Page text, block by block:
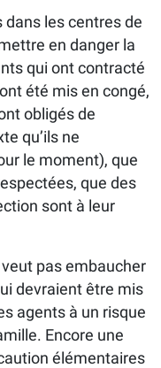
les centres de
en danger la
qui ont contracté
été mis en congé,
obligés de
qu’ils ne
le moment), que
que des
sont à leur
pas embaucher
devraient être mis
agents à un risque
Encore une
élémentaires